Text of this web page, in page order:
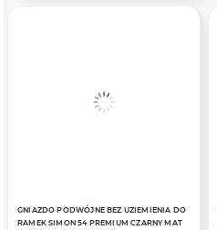
GNIAZDO PODWÓJNE BEZ UZIEMIENIA DO
RAMEK SIMON 54 PREMIUM CZARNY MAT